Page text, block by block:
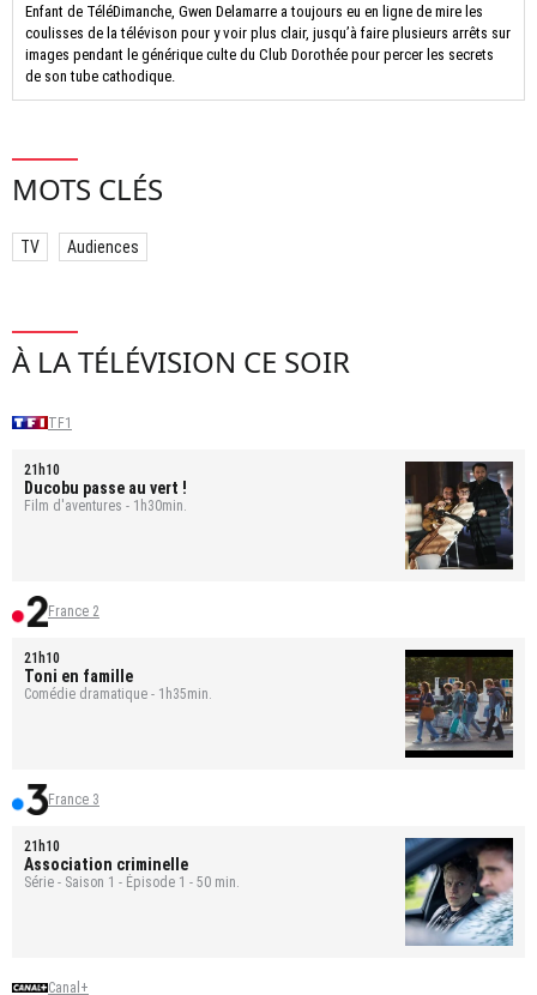
Enfant de TéléDimanche, Gwen Delamarre a toujours eu en ligne de mire les
coulisses de la télévison pour y voir plus clair, jusqu’à faire plusieurs arrêts sur
images pendant le générique culte du Club Dorothée pour percer les secrets
de son tube cathodique.
MOTS CLÉS
TV Audiences
À LA TÉLÉVISION CE SOIR
TF1
21h10
Ducobu passe au vert !
Film d'aventures - 1h30min.
France 2
21h10
Toni en famille
Comédie dramatique - 1h35min.
France 3
21h10
Association criminelle
Série - Saison 1 - Épisode 1 - 50 min.
Canal+